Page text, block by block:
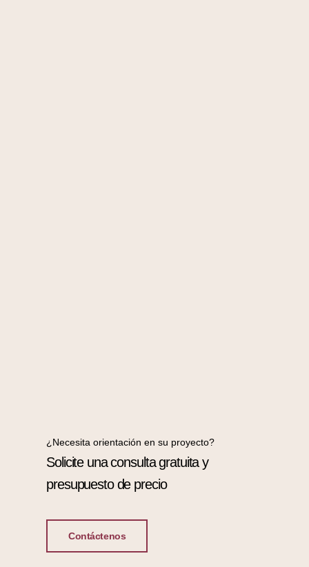
¿Necesita orientación en su proyecto?
Solicite una consulta gratuita y
presupuesto de precio
Contáctenos